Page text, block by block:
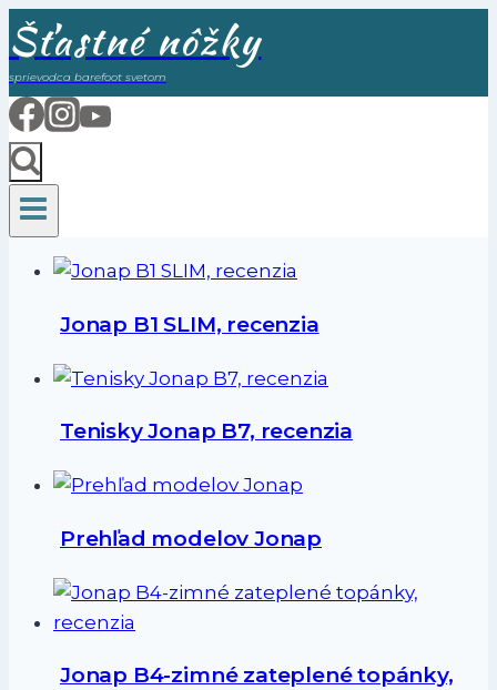
Skip
to
content
Šťastné nôžky
sprievodca barefoot svetom
Jonap B1 SLIM, recenzia
Tenisky Jonap B7, recenzia
Prehľad modelov Jonap
Jonap B4-zimné zateplené topánky,